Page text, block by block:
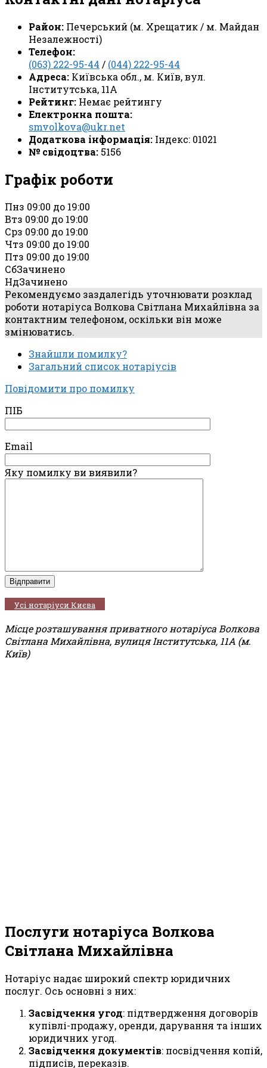
Район: Печерський (м. Хрещатик / м. Майдан
Незалежності)
Телефон:
(063) 222-95-44 / (044) 222-95-44
Адреса: Київська обл., м. Київ, вул.
Інститутська, 11А
Рейтинг: Немає рейтингу
Електронна пошта:
smvolkova@ukr.net
Додаткова інформація: Індекс: 01021
№ свідоцтва: 5156
Графік роботи
Пнз 09:00 до 19:00
Втз 09:00 до 19:00
Срз 09:00 до 19:00
Чтз 09:00 до 19:00
Птз 09:00 до 19:00
СбЗачинено
НдЗачинено
Рекомендуємо заздалегідь уточнювати розклад
роботи нотаріуса Волкова Світлана Михайлівна за
контактним телефоном, оскільки він може
змінюватись.
Знайшли помилку?
Загальний список нотаріусів
Повідомити про помилку
ПІБ
Email
Яку помилку ви виявили?
Усі нотаріуси Києва
Місце розташування приватного нотаріуса Волкова
Світлана Михайлівна, вулиця Інститутська, 11А (м.
Київ)
Послуги нотаріуса Волкова
Світлана Михайлівна
Нотаріус надає широкий спектр юридичних
послуг. Ось основні з них:
Засвідчення угод: підтвердження договорів
купівлі-продажу, оренди, дарування та інших
юридичних угод.
Засвідчення документів: посвідчення копій,
підписів, переказів.